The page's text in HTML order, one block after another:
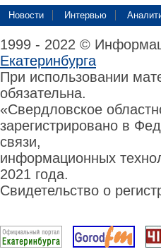
Новости Интервью
1999 - 2022 ©
Екатеринбурга
При использовании
обязательна.
«Свердловское
зарегистрировано в
связи,
информационных
2021 года.
Свидетельство о